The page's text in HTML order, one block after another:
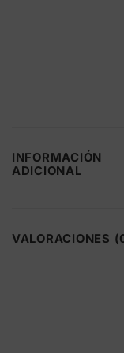
INFORMACIÓN
ADICIONAL
VALORACIONES